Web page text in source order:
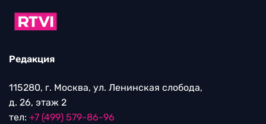
Редакция
115280, г. Москва, ул. Ленинская слобода,
д. 26, этаж 2
тел: +7 (499) 579-86-96